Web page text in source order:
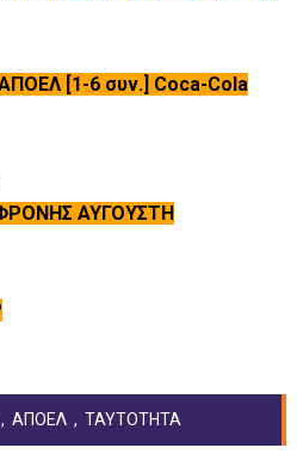
[1-6 συν.] Coca-Cola
ΑΥΓΟΥΣΤΗ
, ΑΠΟΕΛ , ΤΑΥΤΟΤΗΤΑ